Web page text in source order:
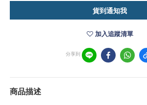
貨到通知我
加入追蹤清單
分享到
商品描述